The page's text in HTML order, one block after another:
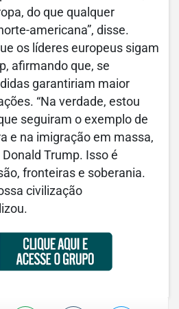
do que qualquer
americana”, disse.
os líderes europeus sigam
afirmando que, se
garantiriam maior
“Na verdade, estou
seguiram o exemplo de
e na imigração em massa,
Trump. Isso é
fronteiras e soberania.
civilização